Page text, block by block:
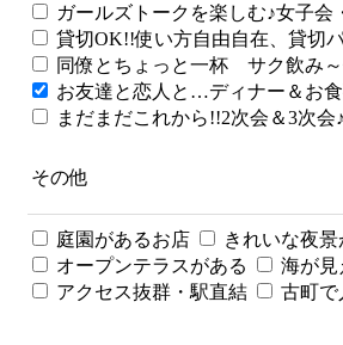
ガールズトークを楽しむ♪女子会
貸切OK!!使い方自由自在、貸切
同僚とちょっと一杯 サク飲み
お友達と恋人と…ディナー＆お
まだまだこれから!!2次会＆3次
その他
庭園があるお店
きれいな夜
オープンテラスがある
海が見
アクセス抜群・駅直結
古町で